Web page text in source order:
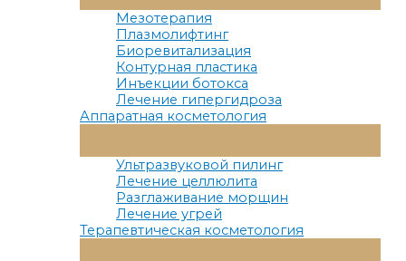
Меню
Мезотерапия
Плазмолифтинг
Биоревитализация
Контурная пластика
Инъекции ботокса
Лечение гипергидроза
Аппаратная косметология
Меню
Ультразвуковой пилинг
Лечение целлюлита
Разглаживание морщин
Лечение угрей
Терапевтическая косметология